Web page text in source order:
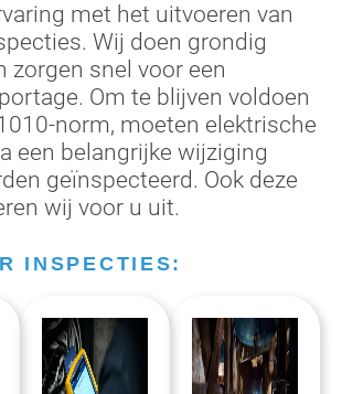
met het uitvoeren van
Wij doen grondig
zorgen snel voor een
Om te blijven voldoen
norm, moeten elektrische
een belangrijke wijziging
geïnspecteerd. Ook deze
wij voor u uit.
INSPECTIES: